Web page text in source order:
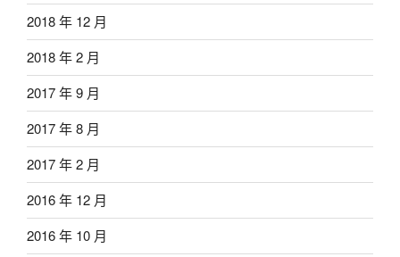
2018 年 12 月
2018 年 2 月
2017 年 9 月
2017 年 8 月
2017 年 2 月
2016 年 12 月
2016 年 10 月